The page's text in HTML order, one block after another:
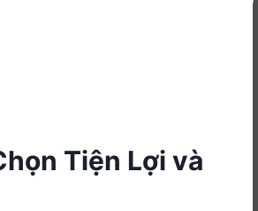
Tiện Lợi và